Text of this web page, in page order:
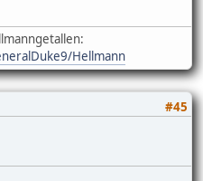
Hellmann
#45